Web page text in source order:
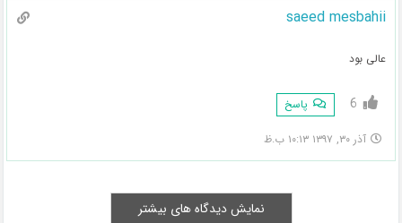
saeed mesbahii
عالی بود
6 پاسخ
آذر ۳۰, ۱۳۹۷ ۱۰:۱۳ ب.ظ
نمایش دیدگاه های بیشتر